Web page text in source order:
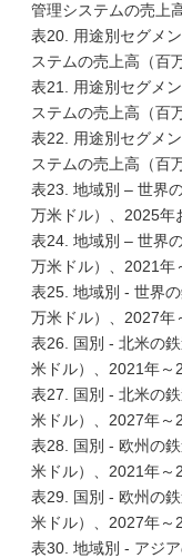
管理システムの売上
表20. 用途別セグメ
ステムの売上高（百
表21. 用途別セグメ
ステムの売上高（百
表22. 用途別セグメ
ステムの売上高（百
表23. 地域別 – 世界
万米ドル）、2025年
表24. 地域別 – 世界
万米ドル）、2021年
表25. 地域別 - 世界
万米ドル）、2027年
表26. 国別 - 北米の
米ドル）、2021年～
表27. 国別 - 北米の
米ドル）、2027年～
表28. 国別 - 欧州の
米ドル）、2021年～
表29. 国別 - 欧州の
米ドル）、2027年～
表30. 地域別 - アジ